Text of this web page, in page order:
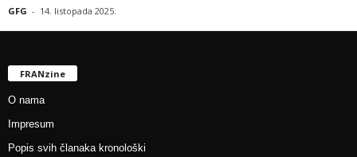
GFG - 14. listopada 2025.
FRANzine
O nama
Impresum
Popis svih članaka kronološki